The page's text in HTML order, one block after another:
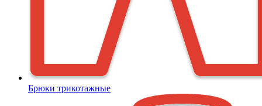
Брюки трикотажные